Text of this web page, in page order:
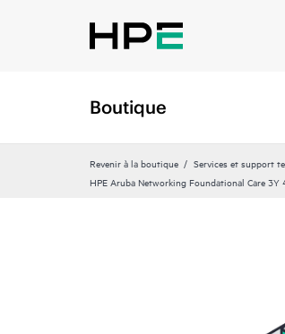
Boutique
Revenir à la boutique Services et support
HPE Aruba Networking Foundational Care